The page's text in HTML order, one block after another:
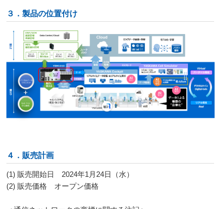
３．製品の位置付け
４．販売計画
(1) 販売開始日 2024年1月24日（水）
(2) 販売価格 オープン価格